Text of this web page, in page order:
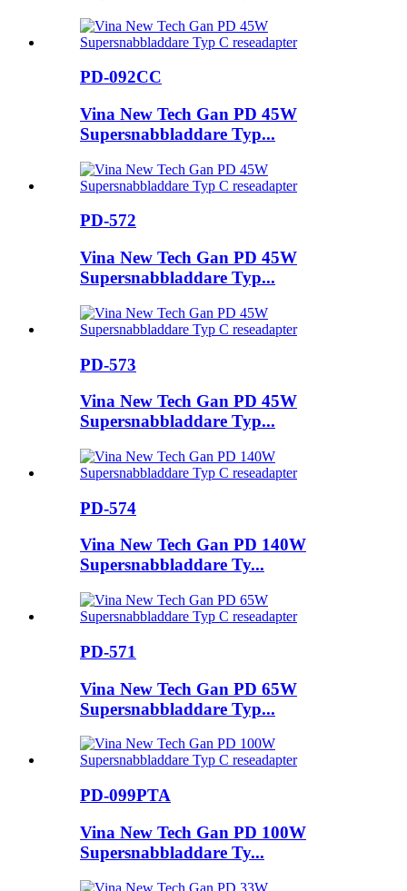
PD-092CC
Vina New Tech Gan PD 45W
Supersnabbladdare Typ...
PD-572
Vina New Tech Gan PD 45W
Supersnabbladdare Typ...
PD-573
Vina New Tech Gan PD 45W
Supersnabbladdare Typ...
PD-574
Vina New Tech Gan PD 140W
Supersnabbladdare Ty...
PD-571
Vina New Tech Gan PD 65W
Supersnabbladdare Typ...
PD-099PTA
Vina New Tech Gan PD 100W
Supersnabbladdare Ty...